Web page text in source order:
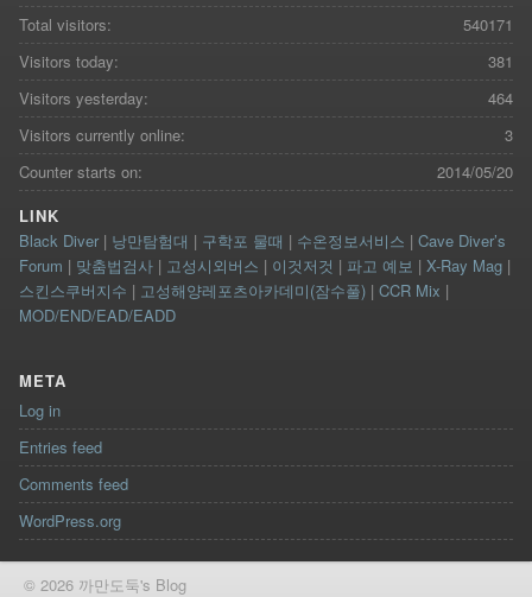
540171
Total visitors:
381
Visitors today:
464
Visitors yesterday:
3
Visitors currently online:
2014/05/20
Counter starts on:
LINK
Black Diver| 낭만탐험대 | 구학포 물때 | 수온정보서비스 | Cave Diver’s
Forum | 맞춤법검사| 고성시외버스 | 이것저것 | 파고 예보 | X-Ray Mag|
스킨스쿠버지수 | 고성해양레포츠아카데미(잠수풀)| CCR Mix |
MOD/END/EAD/EADD
META
Log in
Entries feed
Comments feed
WordPress.org
© 2026 까만도둑's Blog